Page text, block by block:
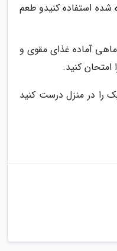
استفاده کنیدو طعم
آماده غذای مقوی و
کنید.
را در منزل درست کنید